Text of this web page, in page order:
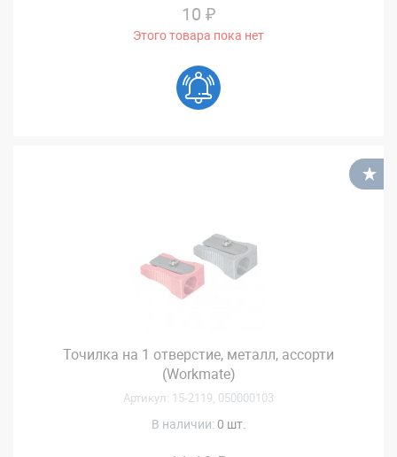
10 ₽
Этого товара пока нет
Точилка на 1 отверстие, металл, ассорти
(Workmate)
Артикул: 15-2119, 050000103
В наличии: 0 шт.